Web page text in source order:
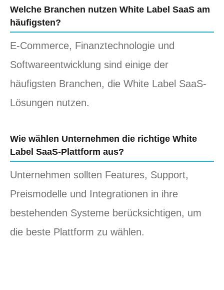
Welche Branchen nutzen White Label SaaS am
häufigsten?
E-Commerce, Finanztechnologie und
Softwareentwicklung sind einige der
häufigsten Branchen, die White Label SaaS-
Lösungen nutzen.
Wie wählen Unternehmen die richtige White
Label SaaS-Plattform aus?
Unternehmen sollten Features, Support,
Preismodelle und Integrationen in ihre
bestehenden Systeme berücksichtigen, um
die beste Plattform zu wählen.